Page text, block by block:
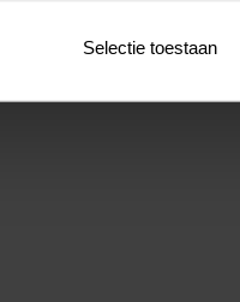
Selectie toestaan